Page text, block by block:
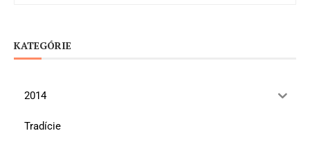
KATEGÓRIE
2014
Tradície